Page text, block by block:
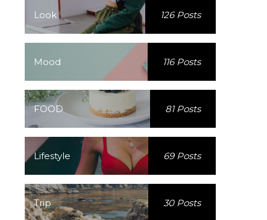
Look 126 Posts
Mood 116 Posts
FOOD 81 Posts
Lifestyle 69 Posts
Trip 30 Posts